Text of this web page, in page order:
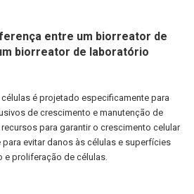
entre um biorreator de
biorreator de laboratório
é projetado especificamente para
de crescimento e manutenção de
para garantir o crescimento celular
evitar danos às células e superfícies
e proliferação de células.